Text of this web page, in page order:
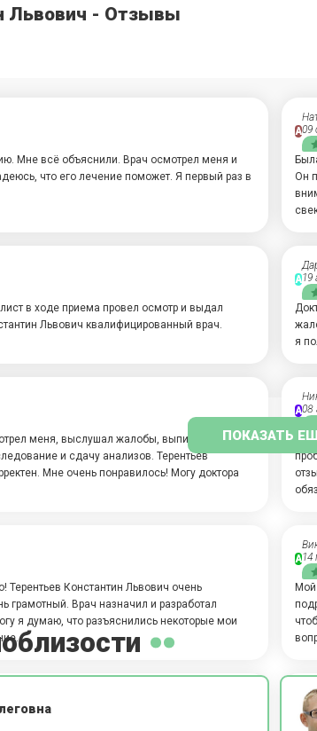
Львович - Отзывы
Мне всё объяснили. Врач осмотрел меня и
что его лечение поможет. Я первый раз в
А09
Он
в ходе приема провел осмотр и выдал
Львович квалифицированный врач.
А19
я
меня, выслушал жалобы, выписал
и сдачу анализов. Терентьев
Мне очень понравилось! Могу доктора
А08
Терентьев Константин Львович очень
грамотный. Врач назначил и разработал
я думаю, что разъяснились некоторые мои
А14
19
ПОКАЗАТЬ